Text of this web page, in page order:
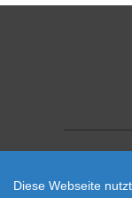
Diese Webseite